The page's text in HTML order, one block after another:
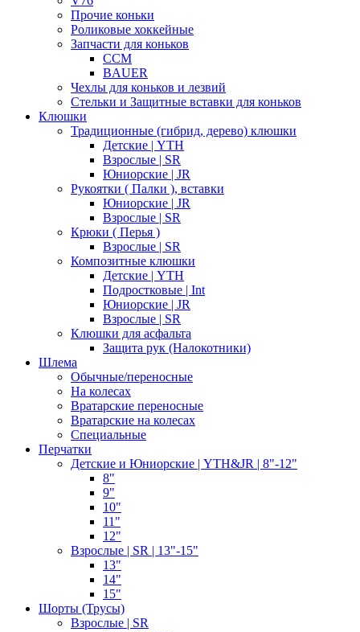
Прочие коньки
Роликовые хоккейные
Запчасти для коньков
CCM
BAUER
Чехлы для коньков и лезвий
Стельки и Защитные вставки для коньков
Клюшки
Традиционные (гибрид, дерево) клюшки
Детские | YTH
Взрослые | SR
Юниорские | JR
Рукоятки ( Палки ), вставки
Юниорские | JR
Взрослые | SR
Крюки ( Перья )
Взрослые | SR
Композитные клюшки
Детские | YTH
Подростковые | Int
Юниорские | JR
Взрослые | SR
Клюшки для асфальта
Защита рук (Налокотники)
Шлема
Обычные/переносные
На колесах
Вратарские переносные
Вратарские на колесах
Специальные
Перчатки
Детские и Юниорские | YTH&JR | 8"-12"
8"
9"
10"
11"
12"
Взрослые | SR | 13"-15"
13"
14"
15"
Шорты (Трусы)
Взрослые | SR